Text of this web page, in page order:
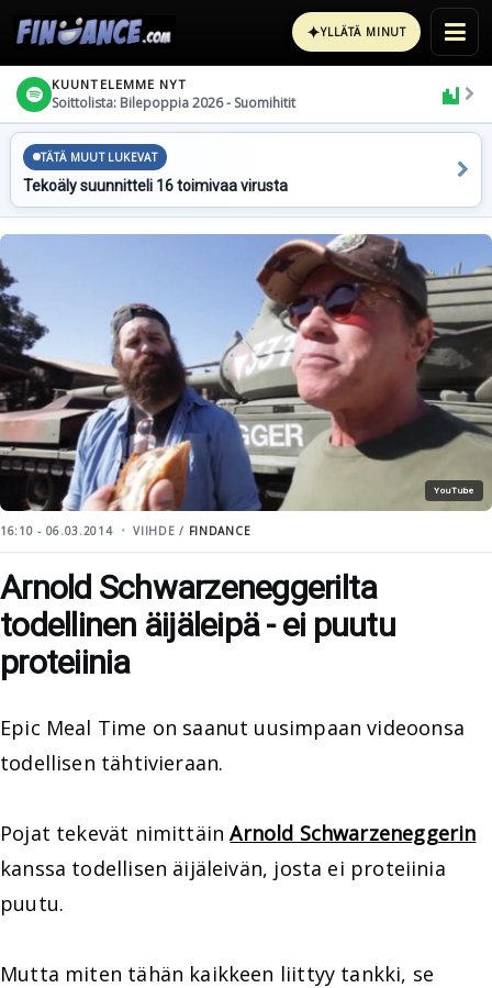
✦YLLÄTÄ MINUT
KUUNTELEMME NYT
Soittolista: Bilepoppia 2026 - Suomihitit
TÄTÄ MUUT LUKEVAT
Tekoäly suunnitteli 16 toimivaa virusta
YouTube
16:10 - 06.03.2014 VIIHDE / FINDANCE
Arnold Schwarzeneggerilta
todellinen äijäleipä - ei puutu
proteiinia
Epic Meal Time on saanut uusimpaan videoonsa
todellisen tähtivieraan.
Pojat tekevät nimittäinArnold Schwarzeneggerin
kanssa todellisen äijäleivän, josta ei proteiinia
puutu.
Mutta miten tähän kaikkeen liittyy tankki, se